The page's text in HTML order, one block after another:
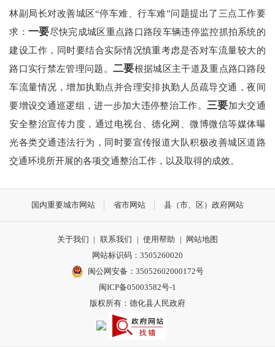
林副局长对改善城区“停车难、行车难”问题提出了三点工作要
求： 一要尽快完成城区重点路口路段车辆违停监控抓拍系统的
建设工作，同时要结合实际情况慎重考虑是否对车流量较大的
路口实行禁左管理问题。 二要根据城区主干道及重点路口路段
车流量情况，增加执勤点并合理安排执勤人员疏导交通，夜间
要增设交通巡逻组，进一步加大违停整治工作。 三要加大交通
安全整治宣传力度，通过电视台、德化网、微博微信等媒体曝
光各类交通违法行为，同时要宣传报道大队积极改善城区道路
交通环境所开展的各项交通整治工作，以及取得的成效。
国内重要城市网站 省市网站 县（市、区）政府网站
关于我们 | 联系我们 | 使用帮助 | 网站地图
网站标识码：3505260020
闽公网安备：35052602000172号
闽ICP备05003582号-1
版权所有：德化县人民政府